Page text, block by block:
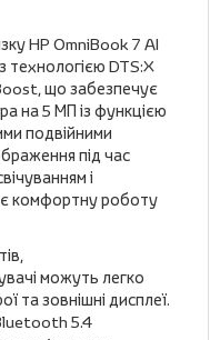
HP OmniBook 7 AI
технологією DTS:X
що забезпечує
на 5 МП із функцією
подвійними
під час
і
комфортну роботу
можуть легко
та зовнішні дисплеї.
5.4